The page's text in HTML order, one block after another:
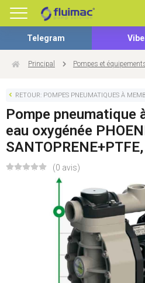
Telegram
Principal Pompes et
RETOUR: POMPES PNEUMATIQUES À
Pompe pneumatique
eau oxygénée
(0 avis)